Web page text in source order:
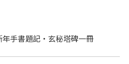
年手書題記‧玄秘塔碑一冊